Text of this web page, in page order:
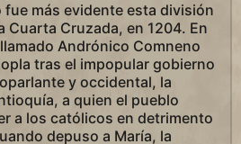
más evidente esta división
Cuarta Cruzada, en 1204. En
Andrónico Comneno
tras el impopular gobierno
y occidental, la
a quien el pueblo
a los católicos en detrimento
depuso a María, la